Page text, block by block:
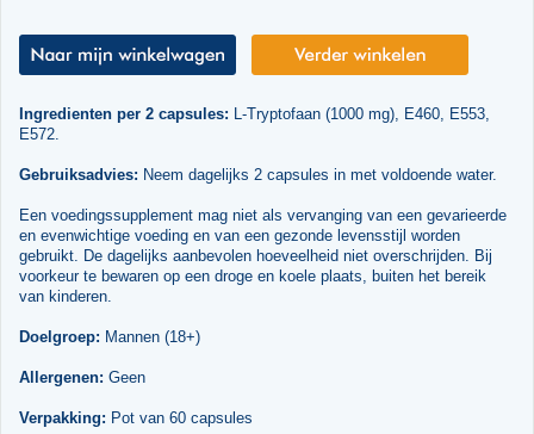
Ingredienten per 2 capsules: L-Tryptofaan (1000 mg), E460, E553,
E572.
Gebruiksadvies: Neem dagelijks 2 capsules in met voldoende water.
Een voedingssupplement mag niet als vervanging van een gevarieerde
en evenwichtige voeding en van een gezonde levensstijl worden
gebruikt. De dagelijks aanbevolen hoeveelheid niet overschrijden. Bij
voorkeur te bewaren op een droge en koele plaats, buiten het bereik
van kinderen.
Doelgroep: Mannen (18+)
Allergenen: Geen
Verpakking: Pot van 60 capsules